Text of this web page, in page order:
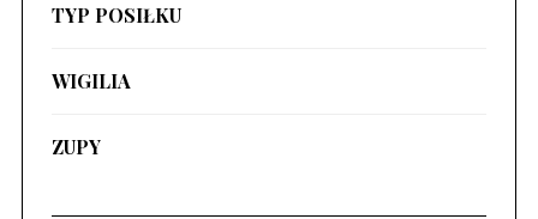
TYP POSIŁKU
WIGILIA
ZUPY